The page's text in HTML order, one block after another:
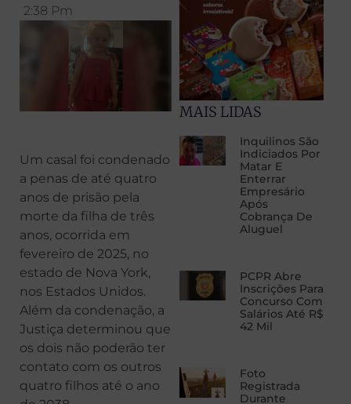
2:38 Pm
Um casal foi condenado
a penas de até quatro
anos de prisão pela
morte da filha de três
anos, ocorrida em
fevereiro de 2025, no
estado de Nova York,
nos Estados Unidos.
Além da condenação, a
Justiça determinou que
os dois não poderão ter
contato com os outros
quatro filhos até o ano
MAIS LIDAS
Inquilinos São
Indiciados Por
Matar E
Enterrar
Empresário
Após
Cobrança De
Aluguel
PCPR Abre
Inscrições Para
Concurso Com
Salários Até R$
42 Mil
Foto
Registrada
Durante